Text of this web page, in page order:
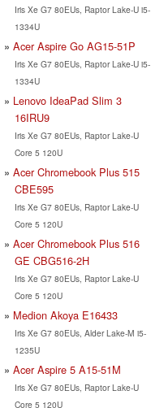
Iris Xe G7 80EUs, Raptor Lake-U i5-
1334U
Acer Aspire Go AG15-51P
Iris Xe G7 80EUs, Raptor Lake-U i5-
1334U
Lenovo IdeaPad Slim 3
16IRU9
Iris Xe G7 80EUs, Raptor Lake-U
Core 5 120U
Acer Chromebook Plus 515
CBE595
Iris Xe G7 80EUs, Raptor Lake-U
Core 5 120U
Acer Chromebook Plus 516
GE CBG516-2H
Iris Xe G7 80EUs, Raptor Lake-U
Core 5 120U
Medion Akoya E16433
Iris Xe G7 80EUs, Alder Lake-M i5-
1235U
Acer Aspire 5 A15-51M
Iris Xe G7 80EUs, Raptor Lake-U
Core 5 120U